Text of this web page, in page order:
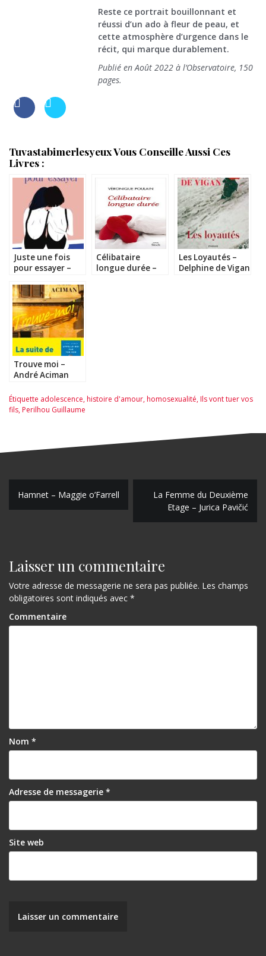
Reste ce portrait bouillonnant et
réussi d’un ado à fleur de peau, et
cette atmosphère d’urgence dans le
récit, qui marque durablement.
Publié en Août 2022 à l’Observatoire, 150
pages.
Tuvastabimerlesyeux Vous Conseille Aussi Ces
Livres :
Juste une fois
pour essayer –
Célibataire
longue durée –
Les Loyautés –
Delphine de Vigan
Trouve moi –
André Aciman
Étiquette adolescence,histoire d'amour,homosexualité,Ils vont tuer vos
fils,Perilhou Guillaume
N
i
g
a
t
l
’
a
r
i
c
l
Hamnet – Maggie o’Farrell
La Femme du Deuxième
Etage – Jurica Pavičić
Laisser un commentaire
Votre adresse de messagerie ne sera pas publiée. Les champs
obligatoires sont indiqués avec *
Commentaire
Nom *
Adresse de messagerie *
Site web